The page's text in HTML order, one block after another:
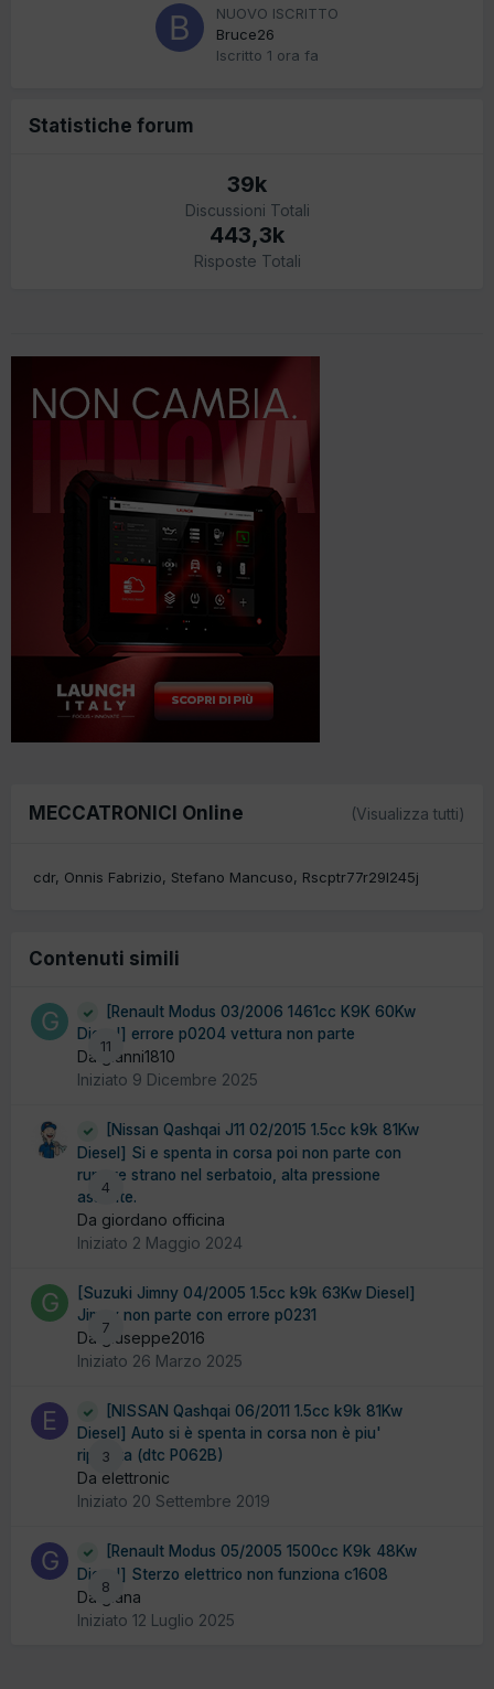
NUOVO ISCRITTO
Bruce26
Iscritto 1 ora fa
Statistiche forum
39k
Discussioni Totali
443,3k
Risposte Totali
MECCATRONICI Online (Visualizza tutti)
cdr Onnis Fabrizio Stefano Mancuso Rscptr77r29l245j
Contenuti simili
11
[Renault Modus 03/2006 1461cc K9K 60Kw
Diesel] errore p0204 vettura non parte
Da gianni1810
Iniziato 9 Dicembre 2025
4
[Nissan Qashqai J11 02/2015 1.5cc k9k 81Kw
Diesel] Si e spenta in corsa poi non parte con
rumore strano nel serbatoio, alta pressione
assente.
Da giordano officina
Iniziato 2 Maggio 2024
7
[Suzuki Jimny 04/2005 1.5cc k9k 63Kw Diesel]
Jimny non parte con errore p0231
Da giuseppe2016
Iniziato 26 Marzo 2025
3
[NISSAN Qashqai 06/2011 1.5cc k9k 81Kw
Diesel] Auto si è spenta in corsa non è piu'
ripartita (dtc P062B)
Da elettronic
Iniziato 20 Settembre 2019
8
[Renault Modus 05/2005 1500cc K9k 48Kw
Diesel] Sterzo elettrico non funziona c1608
Da giana
Iniziato 12 Luglio 2025